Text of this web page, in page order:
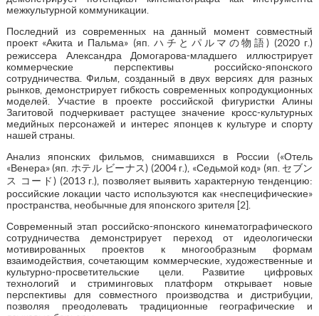
межкультурной коммуникации.
Последний из современных на данный момент совместный
проект «Акита и Пальма» (яп. ハチとパルマの物語) (2020 г.)
режиссера Александра Домогарова-младшего иллюстрирует
коммерческие перспективы российско-японского
сотрудничества. Фильм, созданный в двух версиях для разных
рынков, демонстрирует гибкость современных копродукционных
моделей. Участие в проекте российской фигуристки Алины
Загитовой подчеркивает растущее значение кросс-культурных
медийных персонажей и интерес японцев к культуре и спорту
нашей страны.
Анализ японских фильмов, снимавшихся в России («Отель
«Венера» (яп. ホテル ビーナス) (2004 г.), «Седьмой код» (яп. セブン
ス コード) (2013 г.), позволяет выявить характерную тенденцию:
российские локации часто используются как «неспецифические»
пространства, необычные для японского зрителя [2].
Современный этап российско-японского кинематографического
сотрудничества демонстрирует переход от идеологически
мотивированных проектов к многообразным формам
взаимодействия, сочетающим коммерческие, художественные и
культурно-просветительские цели. Развитие цифровых
технологий и стриминговых платформ открывает новые
перспективы для совместного производства и дистрибуции,
позволяя преодолевать традиционные географические и